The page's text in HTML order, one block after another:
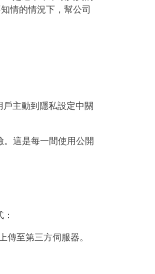
情的情況下，幫公司
主動到隱私設定中關
這是每一間使用公開
至第三方伺服器。